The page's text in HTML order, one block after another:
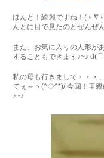
ほんと！綺麗ですね！(〃
んとに目で見たのとぜんぜ
また、お気に入りの人形が
することもできます♪~♪
私の母も行きまして・・・
てぇ～ヽ(^◇^*)/ 今回！里
♪~♪